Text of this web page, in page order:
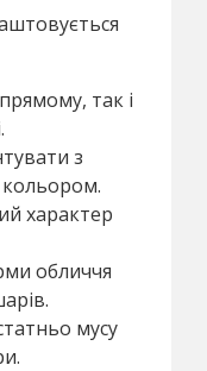
так і
з
характер
обличчя
мусу